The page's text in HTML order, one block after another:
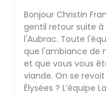
Bonjour Christin
gentil retour suite à
l'Aubrac. Toute
que l'ambiance de
et que vous vous
viande. On se
Élysées ? L’équipe